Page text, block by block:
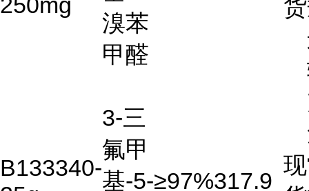
溴苯
甲醛
货
B133340-
3-三
氟甲
基-5-≥97%317.9
现